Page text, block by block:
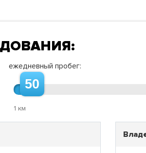
ежедневный пробег:
50
1 км